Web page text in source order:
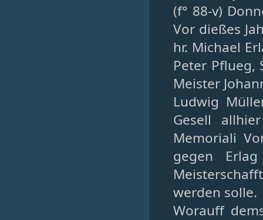
(f° 88-v)
Vor dießes
hr. Michael
Peter Pflueg,
Meister
Ludwig
Gesell
Memoriali
gegen
werden solle.
Worauff